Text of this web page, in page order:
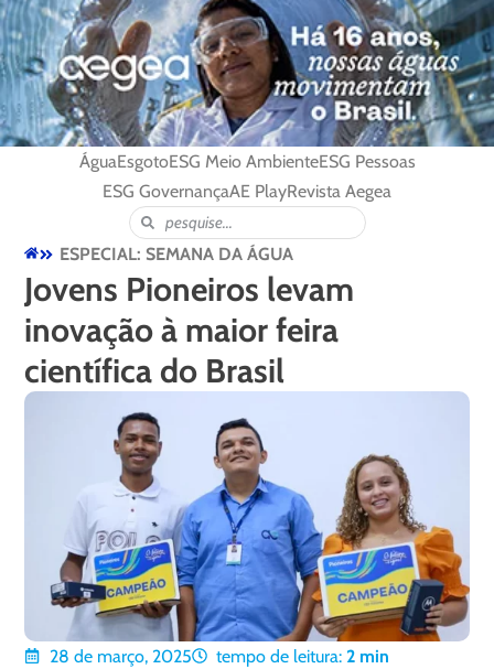
ÁguaEsgotoESG Meio AmbienteESG Pessoas
ESG GovernançaAE PlayRevista Aegea
ESPECIAL: SEMANA DA ÁGUA
Jovens Pioneiros levam
inovação à maior feira
científica do Brasil
28 de março, 2025 tempo de leitura: 2 min